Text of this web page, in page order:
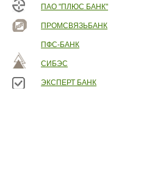
ПАО "ПЛЮС БАНК"
ПРОМСВЯЗЬБАНК
ПФС-БАНК
СИБЭС
ЭКСПЕРТ БАНК